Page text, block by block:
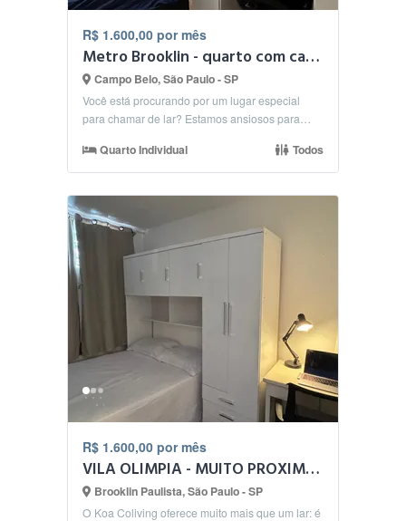
R$ 1.600,00 por mês
Metro Brooklin - quarto com cama Bau e colchao EMMA
Campo Belo, São Paulo - SP
Você está procurando por um lugar especial
para chamar de lar? Estamos ansiosos para
Quarto Individual Todos
R$ 1.600,00 por mês
VILA OLIMPIA - MUITO PROXIMO - QUARTO COM TV E CAMA BAU
Brooklin Paulista, São Paulo - SP
O Koa Coliving oferece muito mais que um lar: é